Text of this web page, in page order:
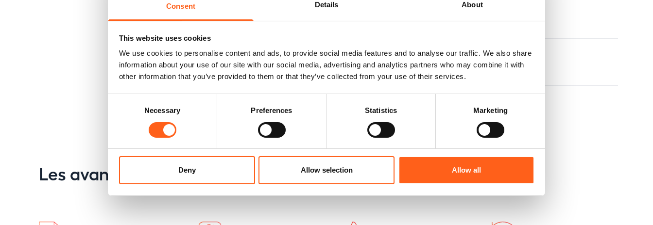
Consent Details About
This website uses cookies
We use cookies to personalise content and ads, to provide social media features and to analyse our traffic. We also share
information about your use of our site with our social media, advertising and analytics partners who may combine it with
other information that you’ve provided to them or that they’ve collected from your use of their services.
Necessary Preferences Statistics Marketing
Deny Allow selection Allow all
Divers
Les avantages Replay